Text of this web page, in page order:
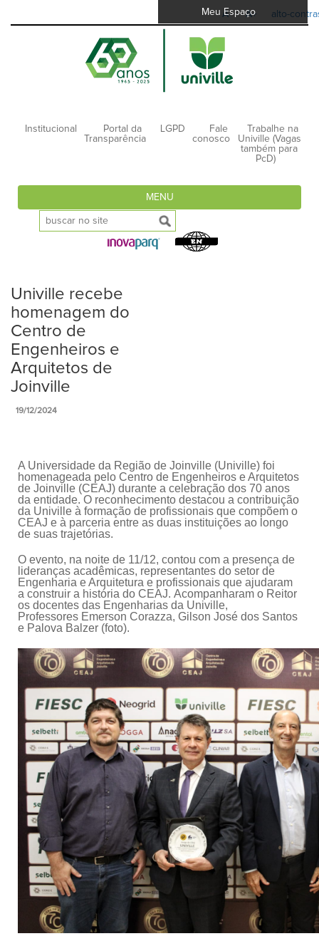
A- A+ alto-
Meu Espaço
Institucional
Portal da
Transparência
LGPD
Fale
conosco
Trabalhe na
Univille (Vagas
também para
PcD)
MENU
Univille recebe
homenagem do
Centro de
Engenheiros e
Arquitetos de
Joinville
19/12/2024
A Universidade da Região de Joinville (Univille) foi
homenageada pelo Centro de Engenheiros e Arquitetos
de Joinville (CEAJ) durante a celebração dos 70 anos
da entidade. O reconhecimento destacou a contribuição
da Univille à formação de profissionais que compõem o
CEAJ e à parceria entre as duas instituições ao longo
de suas trajetórias.
O evento, na noite de 11/12, contou com a presença de
lideranças acadêmicas, representantes do setor de
Engenharia e Arquitetura e profissionais que ajudaram
a construir a história do CEAJ. Acompanharam o Reitor
os docentes das Engenharias da Univille,
Professores Emerson Corazza, Gilson José dos Santos
e Palova Balzer (foto).